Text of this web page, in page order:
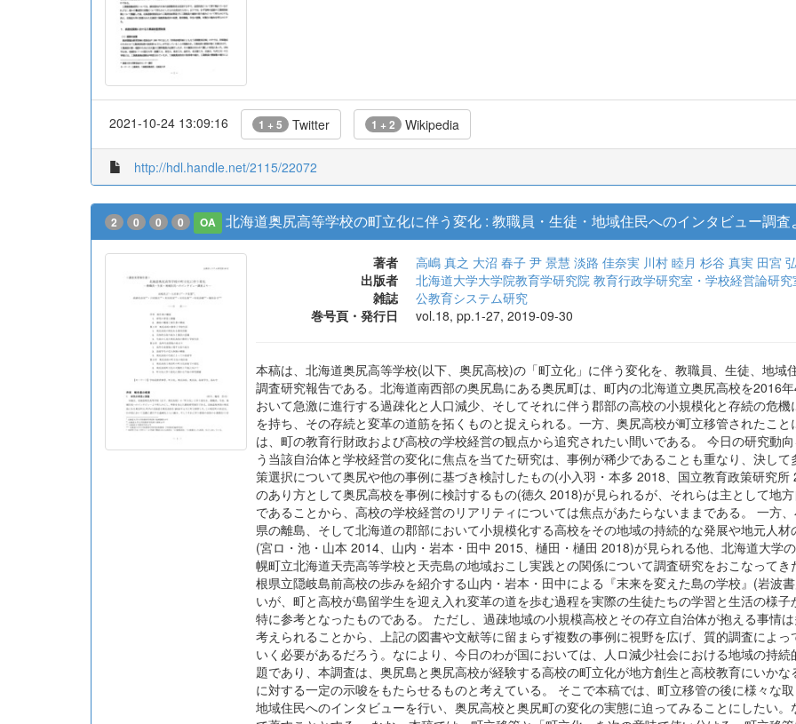
2021-10-24 13:09:16 1 + 5 Twitter 1 + 2 Wikipedia
http://hdl.handle.net/2115/22072
2 0 0 0 OA 北海道奥尻高等学校の町立化に伴う変化 : 教職員・生徒・地域住民へのインタビュー調査
著者 高嶋 真之 大沼 春子 尹 景慧 淡路 佳奈実 川村 睦月 杉谷 真実 田宮
出版者
北海道大学大学院教育学研究院 教育行政学研究室・学校経営論研究
雑誌
公教育システム研究
巻号頁・発行日
vol.18, pp.1-27, 2019-09-30
本稿は、北海道奥尻高等学校(以下、奥尻高校)の「町立化」に伴う変化を、教職員、生徒、地
調査研究報告である。北海道南西部の奥尻島にある奥尻町は、町内の北海道立奥尻高校を2016
おいて急激に進行する過疎化と人口減少、そしてそれに伴う郡部の高校の小規模化と存続の危
を持ち、その存続と変革の道筋を拓くものと捉えられる。一方、奥尻高校が町立移管されたこ
は、町の教育行財政および高校の学校経営の観点から追究されたい間いである。 今日の研究動
う当該自治体と学校経営の変化に焦点を当てた研究は、事例が稀少であることも重なり、決し
策選択について奥尻や他の事例に基づき検討したもの(小入羽・本多 2018、国立教育政策研究
のあり方として奥尻高校を事例に検討するもの(徳久 2018)が見られるが、それらは主として地
であることから、高校の学校経営のリアリティについては焦点があたらないままである。 一方
県の離島、そして北海道の郡部において小規模化する高校をその地域の持続的な発展や地元人
(宮ロ・池・山本 2014、山内・岩本・田中 2015、樋田・樋田 2018)が見られる他、北海道大学
幌町立北海道天売高等学校と天売島の地域おこし実践との関係について調査研究をおこなって
根県立隠岐島前高校の歩みを紹介する山内・岩本・田中による『末来を変えた島の学校』(岩波
いが、町と高校が島留学生を迎え入れ変革の道を歩む過程を実際の生徒たちの学習と生活の様
特に参考となったものである。 ただし、過疎地域の小規模高校とその存立自治体が抱える事情
考えられることから、上記の図書や文献等に留まらず複数の事例に視野を広げ、質的調査によ
いく必要があるだろう。なにより、今日のわが国においては、人ロ減少社会における地域の持
題であり、本調査は、奥尻島と奥尻高校が経験する高校の町立化が地方創生と高校教育にいか
に対する一定の示唆をもたらせるものと考えている。 そこで本稿では、町立移管の後に様々な
地域住民へのインタビューを行い、奥尻高校と奥尻町の変化の実態に迫ってみることにしたい